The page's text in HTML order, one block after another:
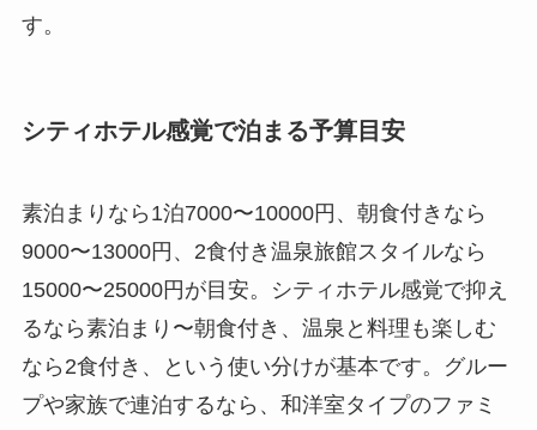
す。
シティホテル感覚で泊まる予算目安
素泊まりなら1泊7000〜10000円、朝食付きなら
9000〜13000円、2食付き温泉旅館スタイルなら
15000〜25000円が目安。シティホテル感覚で抑え
るなら素泊まり〜朝食付き、温泉と料理も楽しむ
なら2食付き、という使い分けが基本です。グルー
プや家族で連泊するなら、和洋室タイプのファミ